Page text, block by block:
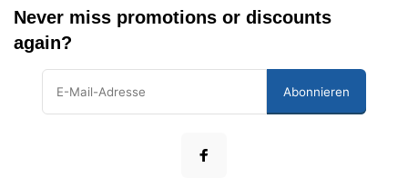
Never miss promotions or discounts
again?
Abonnieren